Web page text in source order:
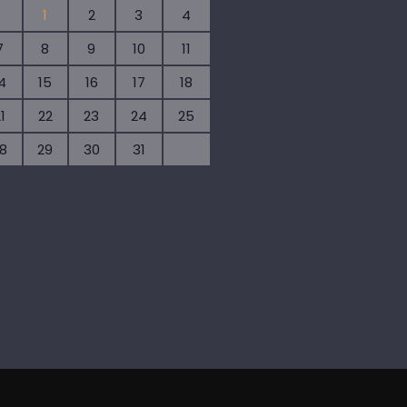
1
2 3
4
8 9 10
11
15 16 17
18
22 23 24
25
29 30
31